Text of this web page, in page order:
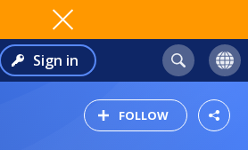
Sign in
FOLLOW